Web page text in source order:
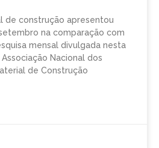
de construção apresentou
na comparação com
mensal divulgada nesta
Nacional dos
de Construção